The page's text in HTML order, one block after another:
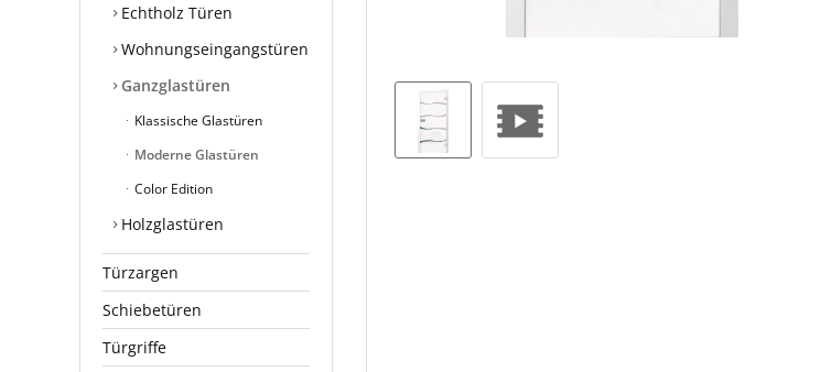
Echtholz Türen
Wohnungseingangstüren
Ganzglastüren
Klassische Glastüren
Moderne Glastüren
Color Edition
Holzglastüren
Türzargen
Schiebetüren
Türgriffe